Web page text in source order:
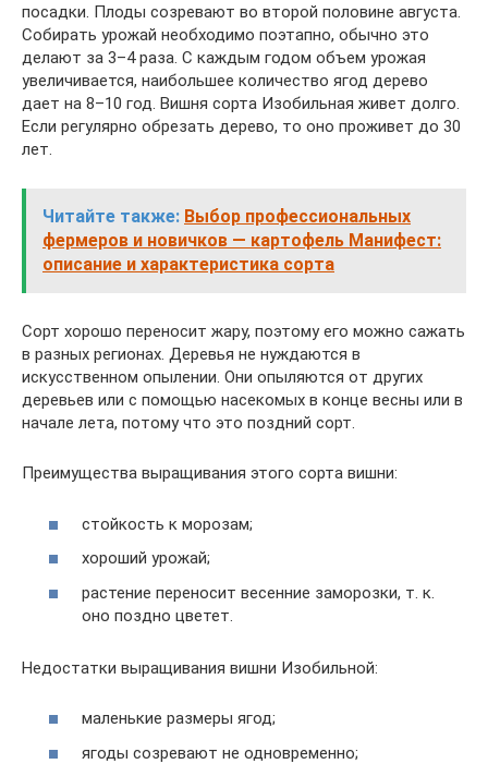
посадки. Плоды созревают во второй половине августа.
Собирать урожай необходимо поэтапно, обычно это
делают за 3–4 раза. С каждым годом объем урожая
увеличивается, наибольшее количество ягод дерево
дает на 8–10 год. Вишня сорта Изобильная живет долго.
Если регулярно обрезать дерево, то оно проживет до 30
лет.
Читайте также: Выбор профессиональных
фермеров и новичков — картофель Манифест:
описание и характеристика сорта
Сорт хорошо переносит жару, поэтому его можно сажать
в разных регионах. Деревья не нуждаются в
искусственном опылении. Они опыляются от других
деревьев или с помощью насекомых в конце весны или в
начале лета, потому что это поздний сорт.
Преимущества выращивания этого сорта вишни:
стойкость к морозам;
хороший урожай;
растение переносит весенние заморозки, т. к.
оно поздно цветет.
Недостатки выращивания вишни Изобильной:
маленькие размеры ягод;
ягоды созревают не одновременно;